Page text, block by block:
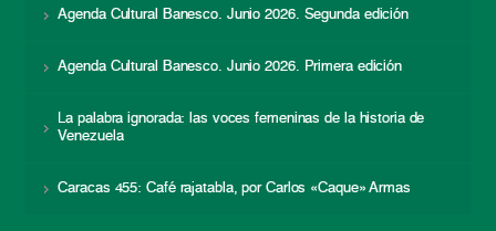
Agenda Cultural Banesco. Junio 2026. Segunda edición
Agenda Cultural Banesco. Junio 2026. Primera edición
La palabra ignorada: las voces femeninas de la historia de
Venezuela
Caracas 455: Café rajatabla, por Carlos «Caque» Armas